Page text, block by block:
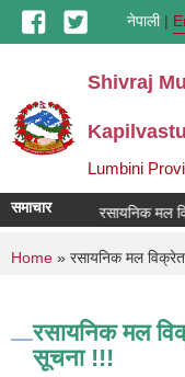
Skip to main contentनेपाली
Shivraj
Kapilvastu
Lumbini
समाचार रसायनिक मल
You are
Home » रसायनिक मल
रसायनिक मल
सूचना !!!